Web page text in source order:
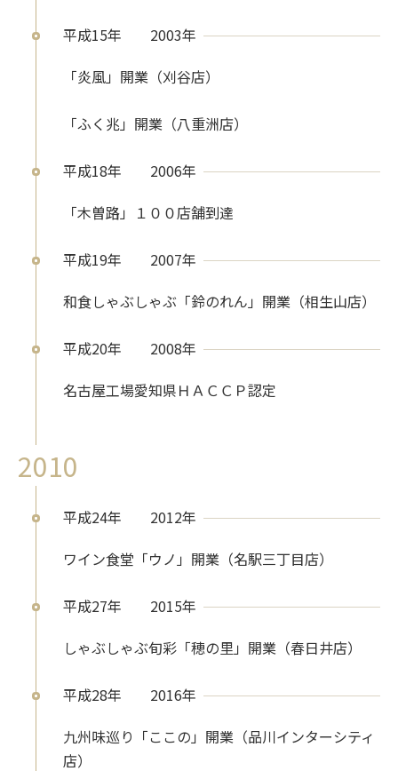
平成15年
2003年
「炎風」開業（刈谷店）
「ふく兆」開業（八重洲店）
平成18年
2006年
「木曽路」１００店舗到達
平成19年
2007年
和食しゃぶしゃぶ「鈴のれん」開業（相生山店）
平成20年
2008年
名古屋工場愛知県ＨＡＣＣＰ認定
2010
平成24年
2012年
ワイン食堂「ウノ」開業（名駅三丁目店）
平成27年
2015年
しゃぶしゃぶ旬彩「穂の里」開業（春日井店）
平成28年
2016年
九州味巡り「ここの」開業（品川インターシティ
店）